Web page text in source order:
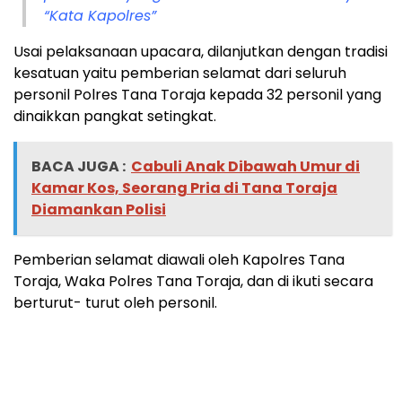
“Kata Kapolres”
Usai pelaksanaan upacara, dilanjutkan dengan tradisi
kesatuan yaitu pemberian selamat dari seluruh
personil Polres Tana Toraja kepada 32 personil yang
dinaikkan pangkat setingkat.
BACA JUGA : Cabuli Anak Dibawah Umur di
Kamar Kos, Seorang Pria di Tana Toraja
Diamankan Polisi
Pemberian selamat diawali oleh Kapolres Tana
Toraja, Waka Polres Tana Toraja, dan di ikuti secara
berturut- turut oleh personil.